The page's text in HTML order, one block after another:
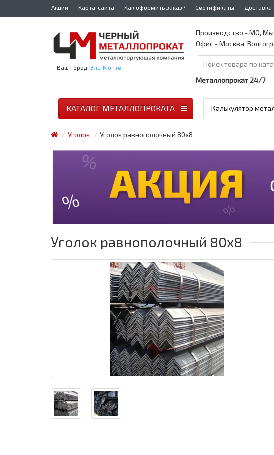
Акции Карта-сайта Как оформить заказ? Сертификаты Доставка
Ваш город: Эль-Монте
Производство - МО,
Офис - Москва,
Металлопрокат 24/7
Калькулятор
КАТАЛОГ МЕТАЛЛОПРОКАТА
Уголок Уголок равнополочный 80x8
Уголок равнополочный 80x8